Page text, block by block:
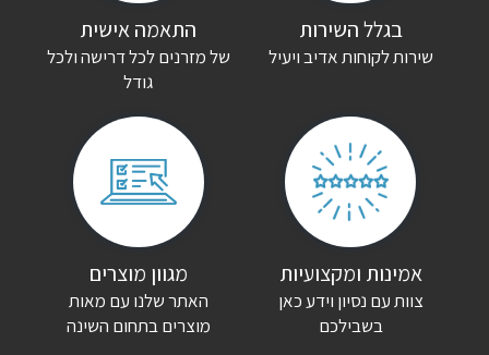
בגלל השירות
שירות לקוחות אדיב ויעיל
התאמה אישית
של מזרנים לכל דרישה ולכל
גודל
אמינות ומקצועיות
צוות עם נסיון וידע כאן
בשבילכם
מגוון מוצרים
האתר שלנו עם מאות
מוצרים בתחום השינה